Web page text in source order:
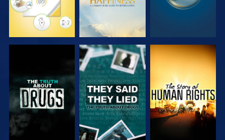
REGARDER REGARDER